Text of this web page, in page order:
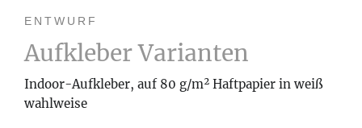
ENTWURF
Aufkleber Varianten
Indoor-Aufkleber, auf 80 g/m² Haftpapier in weiß
wahlweise